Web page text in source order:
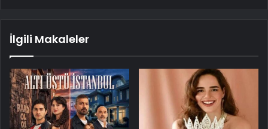
İlgili Makaleler